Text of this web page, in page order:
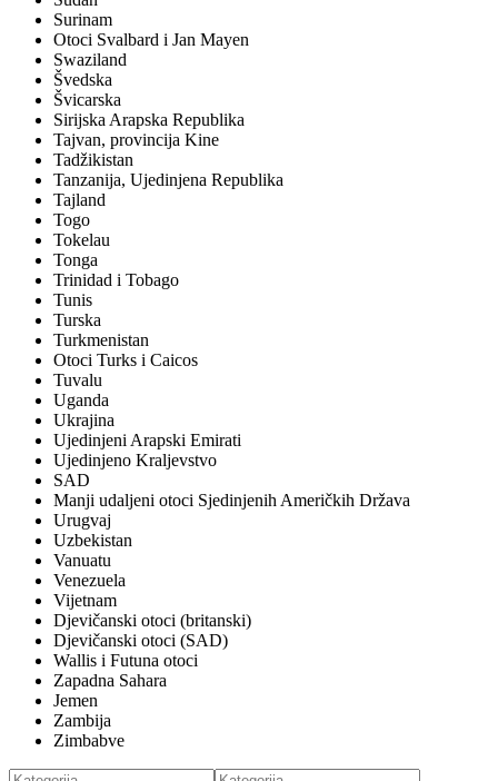
Surinam
Otoci Svalbard i Jan Mayen
Swaziland
Švedska
Švicarska
Sirijska Arapska Republika
Tajvan, provincija Kine
Tadžikistan
Tanzanija, Ujedinjena Republika
Tajland
Togo
Tokelau
Tonga
Trinidad i Tobago
Tunis
Turska
Turkmenistan
Otoci Turks i Caicos
Tuvalu
Uganda
Ukrajina
Ujedinjeni Arapski Emirati
Ujedinjeno Kraljevstvo
SAD
Manji udaljeni otoci Sjedinjenih Američkih Država
Urugvaj
Uzbekistan
Vanuatu
Venezuela
Vijetnam
Djevičanski otoci (britanski)
Djevičanski otoci (SAD)
Wallis i Futuna otoci
Zapadna Sahara
Jemen
Zambija
Zimbabve